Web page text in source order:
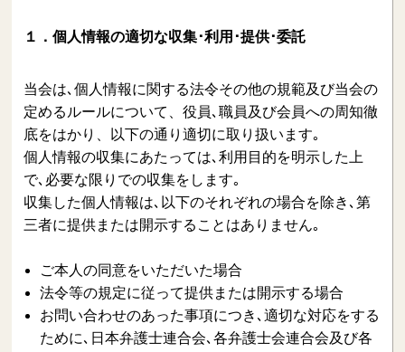
１．個人情報の適切な収集･利用･提供･委託
当会は､個人情報に関する法令その他の規範及び当会の
定めるルールについて、役員､職員及び会員への周知徹
底をはかり、以下の通り適切に取り扱います｡
個人情報の収集にあたっては､利用目的を明示した上
で､必要な限りでの収集をします｡
収集した個人情報は､以下のそれぞれの場合を除き､第
三者に提供または開示することはありません｡
ご本人の同意をいただいた場合
法令等の規定に従って提供または開示する場合
お問い合わせのあった事項につき､適切な対応をする
ために､日本弁護士連合会､各弁護士会連合会及び各
金融トラブル 住宅トラブル
労働問題 刑事事件
弁護士への相談・依頼
知りたいキーワードで直接検索もできます。